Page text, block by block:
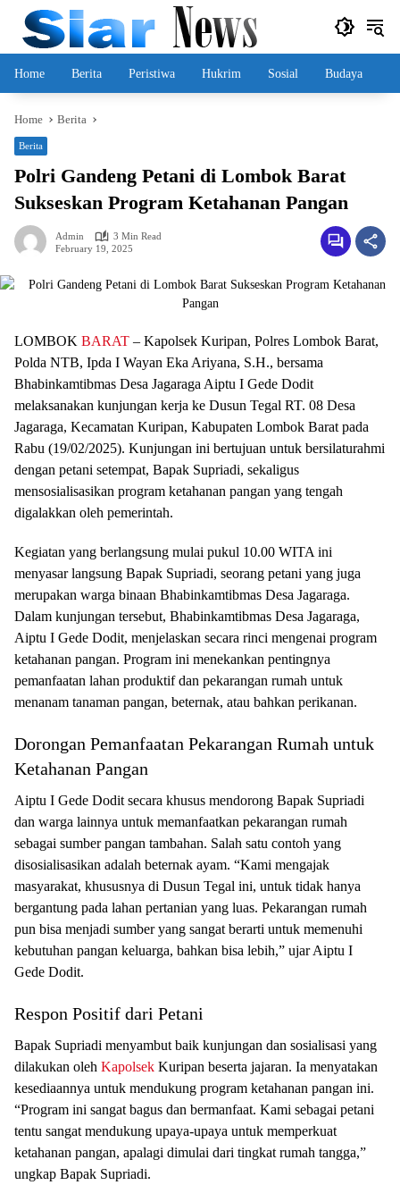
content
Home Berita Peristiwa Hukrim Sosial Budaya
Home Berita
Berita
Polri Gandeng Petani di Lombok Barat
Sukseskan Program Ketahanan Pangan
Admin
3 Min Read
February 19, 2025
LOMBOK BARAT – Kapolsek Kuripan, Polres Lombok Barat,
Polda NTB, Ipda I Wayan Eka Ariyana, S.H., bersama
Bhabinkamtibmas Desa Jagaraga Aiptu I Gede Dodit
melaksanakan kunjungan kerja ke Dusun Tegal RT. 08 Desa
Jagaraga, Kecamatan Kuripan, Kabupaten Lombok Barat pada
Rabu (19/02/2025). Kunjungan ini bertujuan untuk bersilaturahmi
dengan petani setempat, Bapak Supriadi, sekaligus
mensosialisasikan program ketahanan pangan yang tengah
digalakkan oleh pemerintah.
Kegiatan yang berlangsung mulai pukul 10.00 WITA ini
menyasar langsung Bapak Supriadi, seorang petani yang juga
merupakan warga binaan Bhabinkamtibmas Desa Jagaraga.
Dalam kunjungan tersebut, Bhabinkamtibmas Desa Jagaraga,
Aiptu I Gede Dodit, menjelaskan secara rinci mengenai program
ketahanan pangan. Program ini menekankan pentingnya
pemanfaatan lahan produktif dan pekarangan rumah untuk
menanam tanaman pangan, beternak, atau bahkan perikanan.
Dorongan Pemanfaatan Pekarangan Rumah untuk
Ketahanan Pangan
Aiptu I Gede Dodit secara khusus mendorong Bapak Supriadi
dan warga lainnya untuk memanfaatkan pekarangan rumah
sebagai sumber pangan tambahan. Salah satu contoh yang
disosialisasikan adalah beternak ayam. “Kami mengajak
masyarakat, khususnya di Dusun Tegal ini, untuk tidak hanya
bergantung pada lahan pertanian yang luas. Pekarangan rumah
pun bisa menjadi sumber yang sangat berarti untuk memenuhi
kebutuhan pangan keluarga, bahkan bisa lebih,” ujar Aiptu I
Gede Dodit.
Respon Positif dari Petani
Bapak Supriadi menyambut baik kunjungan dan sosialisasi yang
dilakukan oleh Kapolsek Kuripan beserta jajaran. Ia menyatakan
kesediaannya untuk mendukung program ketahanan pangan ini.
“Program ini sangat bagus dan bermanfaat. Kami sebagai petani
tentu sangat mendukung upaya-upaya untuk memperkuat
ketahanan pangan, apalagi dimulai dari tingkat rumah tangga,”
ungkap Bapak Supriadi.